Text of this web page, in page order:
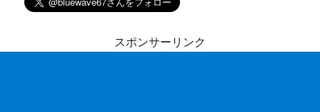
スポンサーリンク